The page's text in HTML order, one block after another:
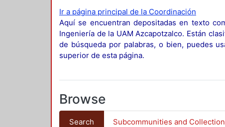
Ir a página principal de la Coordinación
Aquí se encuentran depositadas en texto
Ingeniería de la UAM Azcapotzalco. Están
de búsqueda por palabras, o bien, puedes
superior de esta página.
Browse
Search Subcommunities and